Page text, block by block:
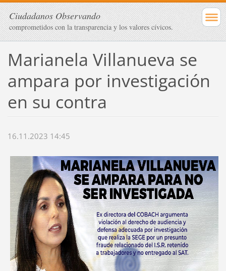
Ciudadanos Observando
comprometidos con la transparencia y los valores cívicos.
Marianela Villanueva se
ampara por investigación
en su contra
16.11.2023 14:45